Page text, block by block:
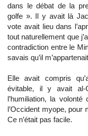
dans le débat de la
golfe ». Il y avait là
vote avait lieu dans
tout naturellement que
contradiction entre le
savais qu’il
Elle avait compris
évitable, il y avait al-
l’humiliation, la
l’Occident myope, pour
Ce n’était pas facile.